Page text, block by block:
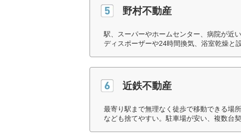
野村不動産
駅、スーパーやホームセンター、病院が近
ディスポーザーや24時間換気、浴室乾燥と
近鉄不動産
最寄り駅まで無理なく徒歩で移動できる場
なども捨てやすい。駐車場が安い、複数台